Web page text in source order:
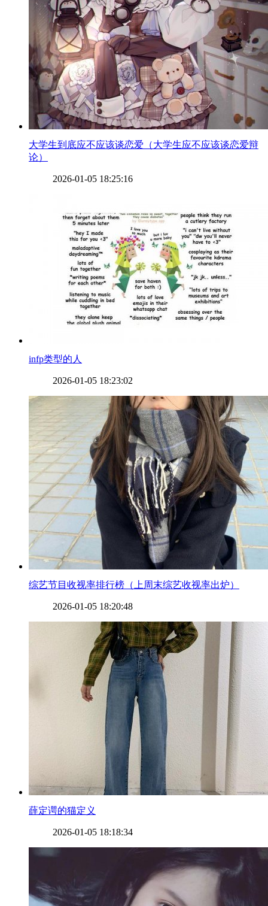
​大学生到底应不应该谈恋爱（大学生应不应该谈恋爱辩
论）
2026-01-05 18:25:16
​infp类型的人
2026-01-05 18:23:02
​综艺节目收视率排行榜（上周末综艺收视率出炉）
2026-01-05 18:20:48
​薛定谔的猫定义
2026-01-05 18:18:34